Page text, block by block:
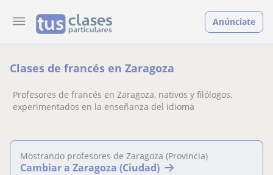
Anúnciate
Clases de francés en Zaragoza
Profesores de francés en Zaragoza, nativos y filólogos,
experimentados en la enseñanza del idioma
Mostrando profesores de Zaragoza (Provincia)
Cambiar a Zaragoza (Ciudad)